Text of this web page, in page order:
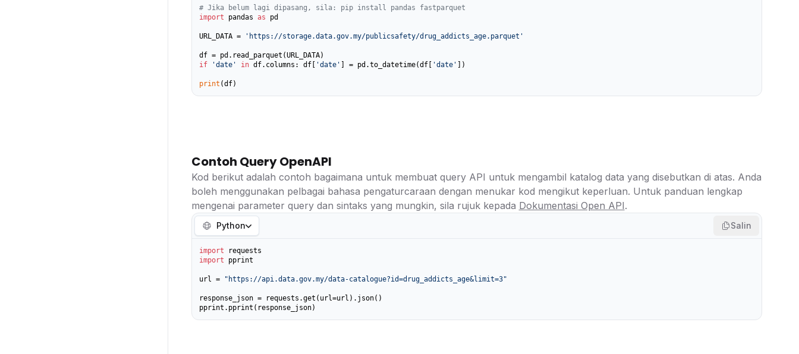
# Jika belum lagi dipasang, sila: pip install pandas fastparquet
import pandas as pd
URL_DATA = 'https://storage.data.gov.my/publicsafety/drug_addicts_age.parquet'
if
'date' in df.columns: df[ 'date' ] = pd.to_datetime(df[ 'date' ])
print (df)
Contoh Query OpenAPI
Kod berikut adalah contoh bagaimana untuk membuat query API untuk mengambil katalog data yang disebutkan di atas. Anda
boleh menggunakan pelbagai bahasa pengaturcaraan dengan menukar kod mengikut keperluan. Untuk panduan lengkap
mengenai parameter query dan sintaks yang mungkin, sila rujuk kepada Dokumentasi Open API.
Python Salin
import
import pprint
url = "https://api.data.gov.my/data-catalogue?id=drug_addicts_age&limit=3"
response_json = requests.get(url=url).json()
pprint.pprint(response_json)